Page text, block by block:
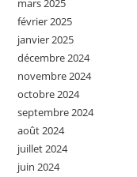
mars 2025
février 2025
janvier 2025
décembre 2024
novembre 2024
octobre 2024
septembre 2024
août 2024
juillet 2024
juin 2024